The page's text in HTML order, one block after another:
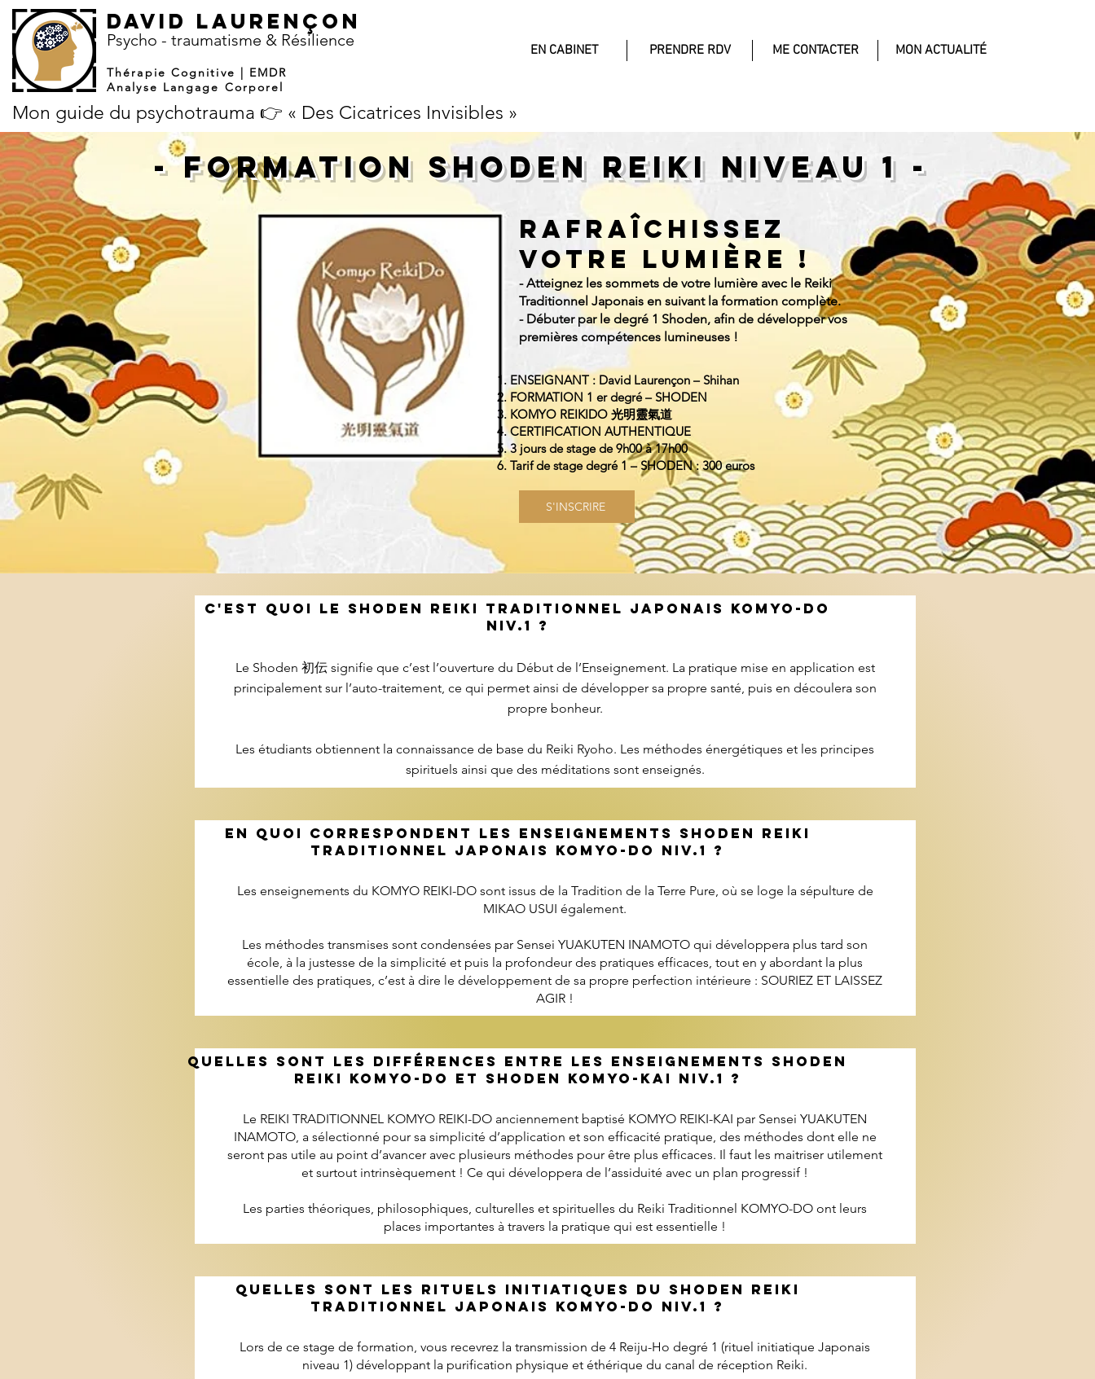
DAVID LAURENÇON
​Psycho - traumatisme & Résilience
Thérapie Cognitive | EMDR
Analyse Langage Corporel
EN CABINET PRENDRE RDV ME CONTACTER MON ACTUALITÉ
Mon guide du psychotrauma 👉 « Des Cicatrices Invisibles »
- FORMATION SHODEN REIKI NIVEAU 1 -
Rafraîchissez
votre lumièrE !
-Atteignez les sommets de votre lumière avec le Reiki
Traditionnel Japonais en suivant la formation complète.
- Débuter par le degré 1 Shoden, afin de développer vos
premières compétences lumineuses !
ENSEIGNANT : David Laurençon – Shihan
FORMATION 1 er degré – SHODEN
KOMYO REIKIDO 光明靈氣道
CERTIFICATION AUTHENTIQUE
3 jours de stage de 9h00 à 17h00
Tarif de stage degré 1 – SHODEN : 300 euros
S'INSCRIRE
C'EST QUOI LE SHODEN REIKI TRADITIONNEL JAPONAIS KOMYO-DO
NIV.1 ?
Le Shoden 初伝 signifie que c’est l’ouverture du Début de l’Enseignement. La pratique mise en application est
principalement sur l’auto-traitement, ce qui permet ainsi de développer sa propre santé, puis en découlera son
propre bonheur.
Les étudiants obtiennent la connaissance de base du Reiki Ryoho. Les méthodes énergétiques et les principes
spirituels ainsi que des méditations sont enseignés.
EN QUOI CORRESPONDENT LES ENSEIGNEMENTS SHODEN REIKI
TRADITIONNEL JAPONAIS KOMYO-DO NIV.1 ?
Les enseignements du KOMYO REIKI-DO sont issus de la Tradition de la Terre Pure, où se loge la sépulture de
MIKAO USUI également.
Les méthodes transmises sont condensées par Sensei YUAKUTEN INAMOTO qui développera plus tard son
école, à la justesse de la simplicité et puis la profondeur des pratiques efficaces, tout en y abordant la plus
essentielle des pratiques, c’est à dire le développement de sa propre perfection intérieure : SOURIEZ ET LAISSEZ
AGIR !
QUELLES SONT LES DIFFÉRENCES ENTRE LES ENSEIGNEMENTS SHODEN
REIKI KOMYO-DO ET SHODEN KOMYO-KAI NIV.1 ?
Le REIKI TRADITIONNEL KOMYO REIKI-DO anciennement baptisé KOMYO REIKI-KAI par Sensei YUAKUTEN
INAMOTO, a sélectionné pour sa simplicité d’application et son efficacité pratique, des méthodes dont elle ne
seront pas utile au point d’avancer avec plusieurs méthodes pour être plus efficaces. Il faut les maitriser utilement
et surtout intrinsèquement ! Ce qui développera de l’assiduité avec un plan progressif !
Les parties théoriques, philosophiques, culturelles et spirituelles du Reiki Traditionnel KOMYO-DO ont leurs
places importantes à travers la pratique qui est essentielle !
QUELleS SONT LES RITUELS INITIATIQUES DU SHODEN REIKI
TRADITIONNEL JAPONAIS KOMYO-DO NIV.1 ?
Lors de ce stage de formation, vous recevrez la transmission de 4 Reiju-Ho degré 1 (rituel initiatique Japonais
niveau 1) développant la purification physique et éthérique du canal de réception Reiki.